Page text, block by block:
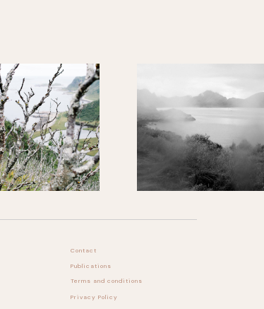
Contact
Publications
Terms and conditions
Privacy Policy